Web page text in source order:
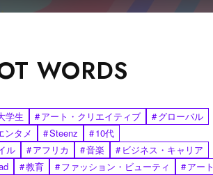
WORDS
学生 #アート・クリエイティブ #グローバル
ンタメ
#Steenz #10代
ル
#アフリカ #音楽 # ビジネス・キャリア
#教育 #ファッション・ビューティ #アート